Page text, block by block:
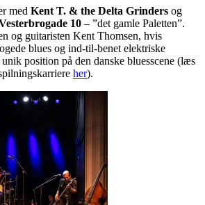
med Kent T. & the Delta Grinders og
10 – ”det gamle Paletten”.
og guitaristen Kent Thomsen, hvis
blues og ind-til-benet elektriske
position på den danske bluesscene (læs
her).